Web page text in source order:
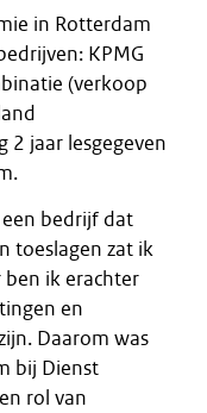
in Rotterdam
KPMG
(verkoop
2 jaar lesgegeven
een bedrijf dat
toeslagen zat ik
ik erachter
en
Daarom was
bij Dienst
rol van